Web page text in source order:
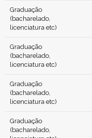
Graduação
(bacharelado,
licenciatura etc)
Graduação
(bacharelado,
licenciatura etc)
Graduação
(bacharelado,
licenciatura etc)
Graduação
(bacharelado,